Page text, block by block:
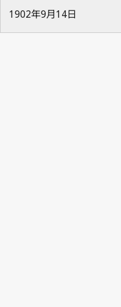
1902年9月14日